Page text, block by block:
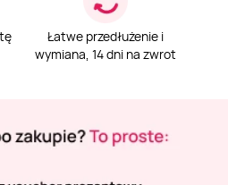
całego ciała
Karku
Łatwe przedłużenie i
wymiana, 14 dni na zwrot